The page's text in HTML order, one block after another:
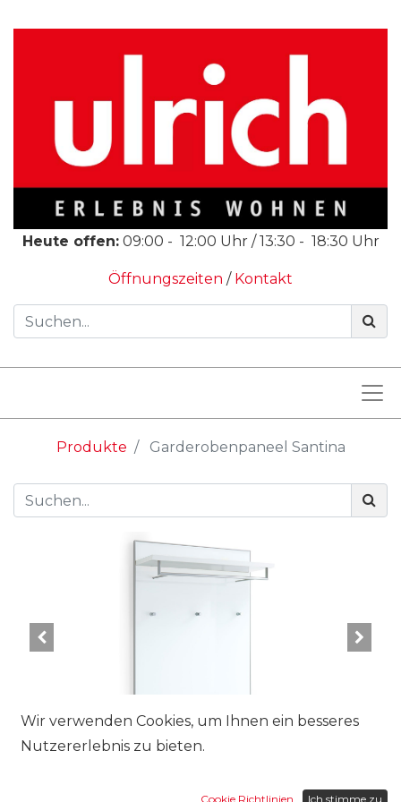
Heute offen: 09:00 - 12:00 Uhr /13:30 - 18:30 Uhr
Öffnungszeiten / Kontakt
Produkte Garderobenpaneel Santina
Wir verwenden Cookies, um Ihnen ein besseres
Nutzererlebnis zu bieten.
Cookie Richtlinien Ich stimme zu